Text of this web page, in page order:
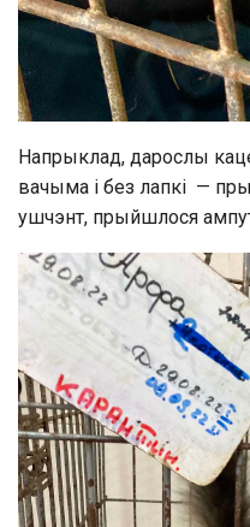
Напрыклад, дарослы
вачыма і без лапкі —
ушчэнт, прыйшлося